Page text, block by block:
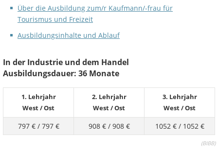
Über die Ausbildung zum/r Kaufmann/-frau für
Tourismus und Freizeit
Ausbildungsinhalte und Ablauf
In der Industrie und dem Handel
Ausbildungsdauer: 36 Monate
1. Lehrjahr
West/Ost
2. Lehrjahr
West/Ost
3. Lehrjahr
West/Ost
797 €/ 797 € 908 €/ 908 € 1052 €/ 1052 €
(BIBB)